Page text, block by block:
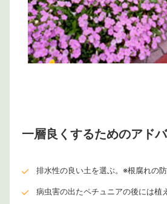
一層良くするためのアド
排水性の良い土を選ぶ。※根腐れの防
病虫害の出たペチュニアの後には植